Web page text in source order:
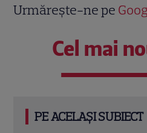
Urmărește-ne pe
Cel mai
PE ACELAȘI SUBIECT